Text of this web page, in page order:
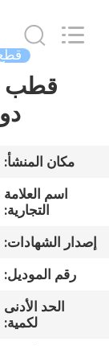
أشرطة
معلومات
Technologies
Co.,Ltd..
قطب
مكان المنشأ:
اسم العلامة
التجارية:
إصدار الشهادات:
رقم الموديل:
الحد الأدنى
لكمية: